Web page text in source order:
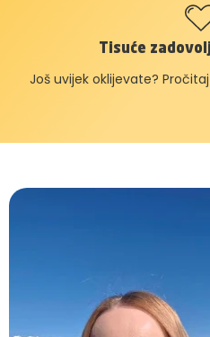
Tisuće
Još uvijek oklijevate?